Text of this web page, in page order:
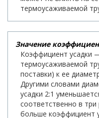
термоусаживаемой
Значение
Коэффициент усадки
термоусаживаемой
поставки) к ее
Другими словами
усадки 2:1
соответственно в
больше коэффициент